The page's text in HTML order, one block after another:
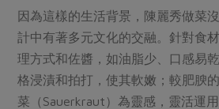
日用品 圖書禮品
防災用品
最新產品
養身食補
節慶大餐
把最好的台灣味帶回家！
綠主張月刊
典藏閱覽室
最新消息
媒體報導
下載專區
因為這樣的生活背景，陳麗秀做菜
計中有著多元文化的交融。針對食
理方式和佐醬，如油脂少、口感易
格浸漬和拍打，使其軟嫩；較肥腴
菜（Sauerkraut）為靈感，靈活運